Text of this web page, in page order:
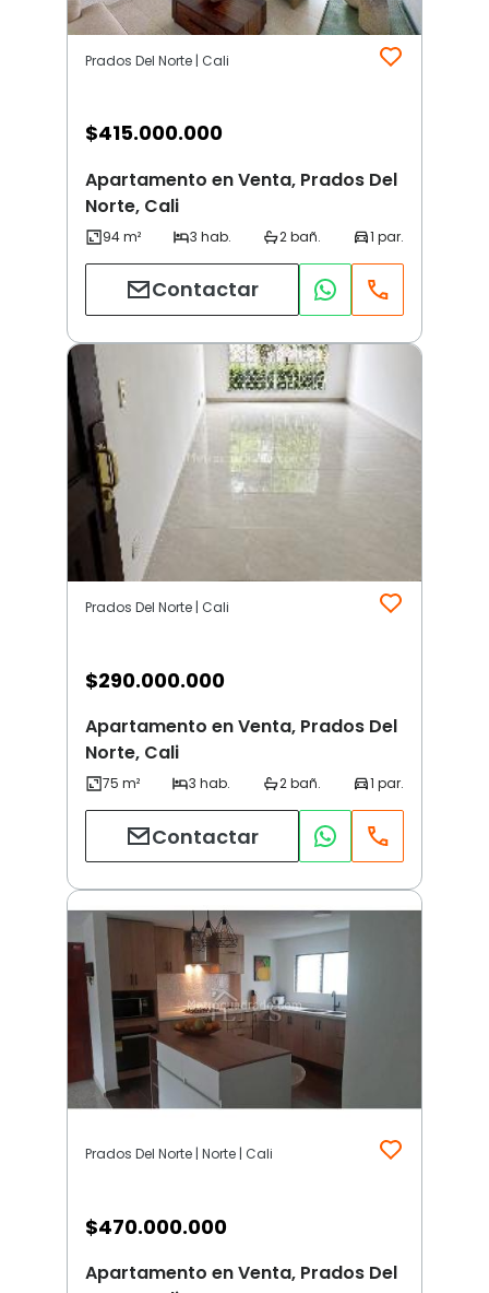
Prados Del Norte | Cali
$415.000.000
Apartamento en Venta, Prados Del
Norte, Cali
Contactar
Prados Del Norte | Cali
$290.000.000
Apartamento en Venta, Prados Del
Norte, Cali
Contactar
Prados Del Norte | Norte | Cali
$470.000.000
Apartamento en Venta, Prados Del